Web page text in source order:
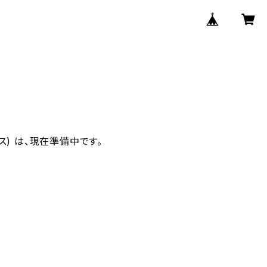
は、現在準備中です。